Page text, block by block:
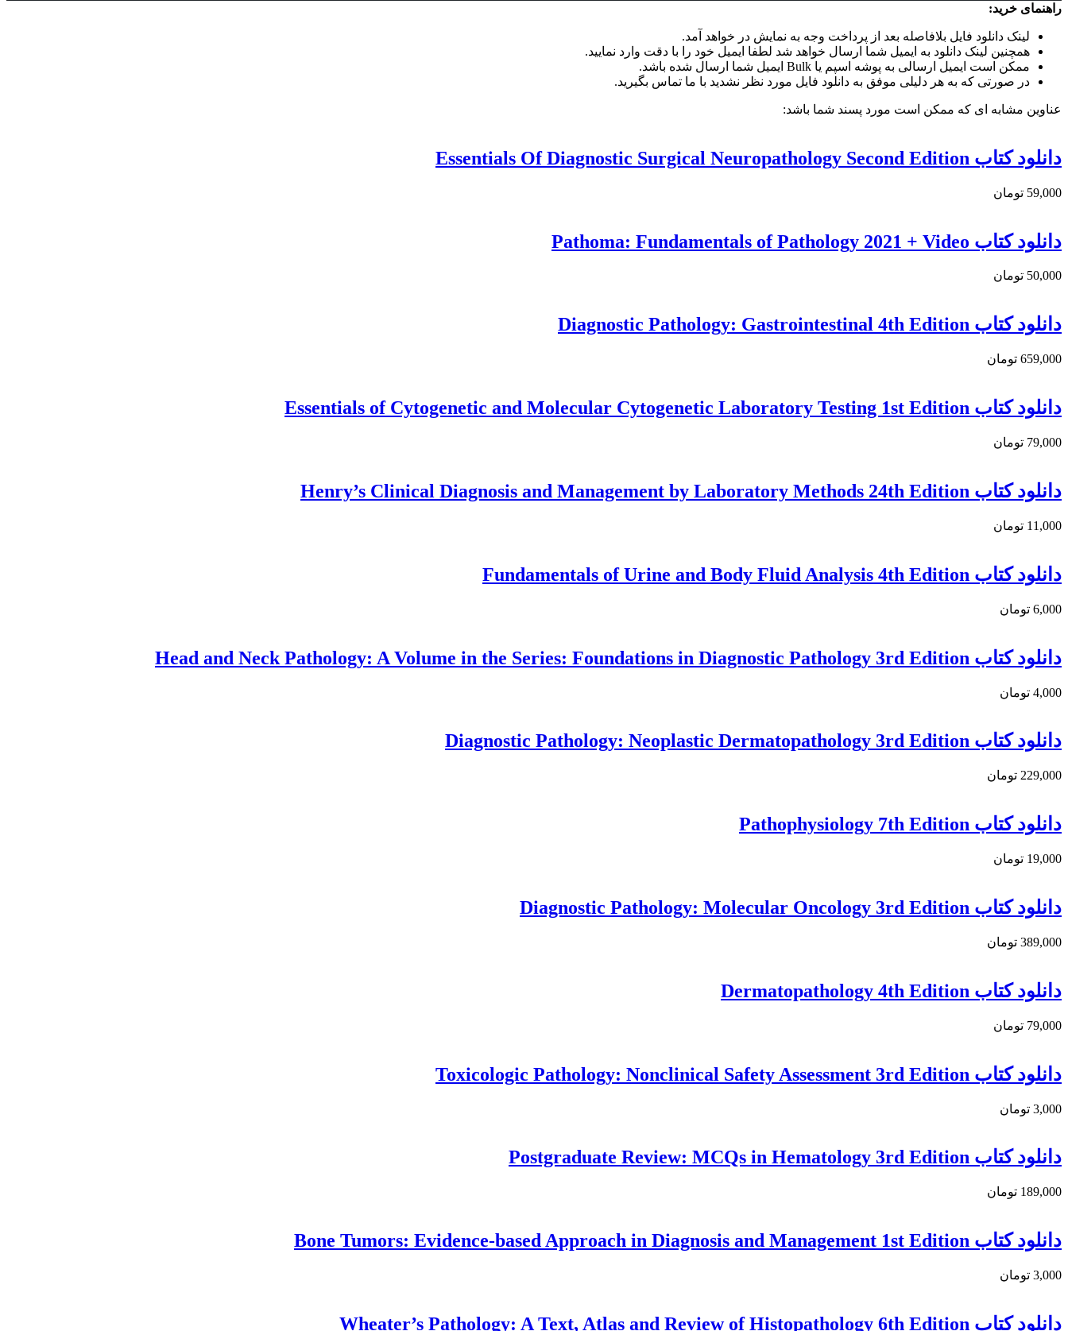
راهنمای خرید:
لینک دانلود فایل بلافاصله بعد از پرداخت وجه به نمایش در خواهد آمد.
همچنین لینک دانلود به ایمیل شما ارسال خواهد شد لطفا ایمیل خود را با دقت وارد نمایید.
ممکن است ایمیل ارسالی به پوشه اسپم یا Bulk ایمیل شما ارسال شده باشد.
در صورتی که به هر دلیلی موفق به دانلود فایل مورد نظر نشدید با ما تماس بگیرید.
عناوین مشابه ای که ممکن است مورد پسند شما باشد:
دانلود كتاب Essentials Of Diagnostic Surgical Neuropathology Second Edition
59,000 تومان
دانلود كتاب Pathoma: Fundamentals of Pathology 2021 + Video
50,000 تومان
دانلود كتاب Diagnostic Pathology: Gastrointestinal 4th Edition
659,000 تومان
دانلود كتاب Essentials of Cytogenetic and Molecular Cytogenetic Laboratory Testing 1st Edition
79,000 تومان
دانلود کتاب Henry’s Clinical Diagnosis and Management by Laboratory Methods 24th Edition
11,000 تومان
دانلود کتاب Fundamentals of Urine and Body Fluid Analysis 4th Edition
6,000 تومان
دانلود کتاب Head and Neck Pathology: A Volume in the Series: Foundations in Diagnostic Pathology 3rd Edition
4,000 تومان
دانلود كتاب Diagnostic Pathology: Neoplastic Dermatopathology 3rd Edition
229,000 تومان
دانلود کتاب Pathophysiology 7th Edition
19,000 تومان
دانلود کتاب Diagnostic Pathology: Molecular Oncology 3rd Edition
389,000 تومان
دانلود کتاب Dermatopathology 4th Edition
79,000 تومان
دانلود كتاب Toxicologic Pathology: Nonclinical Safety Assessment 3rd Edition
3,000 تومان
دانلود کتاب Postgraduate Review: MCQs in Hematology 3rd Edition
189,000 تومان
دانلود کتاب Bone Tumors: Evidence-based Approach in Diagnosis and Management 1st Edition
3,000 تومان
دانلود کتاب Wheater’s Pathology: A Text, Atlas and Review of Histopathology 6th Edition